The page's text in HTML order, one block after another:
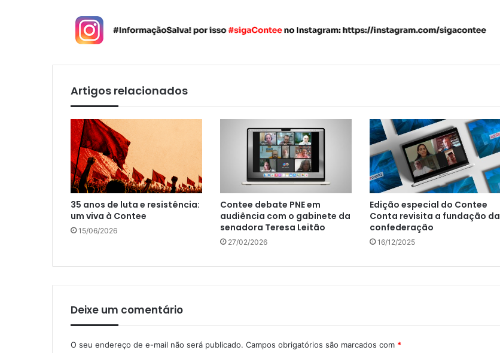
Artigos relacionados
35 anos de luta e resistência:
um viva à Contee
15/06/2026
Contee debate PNE em
audiência com o gabinete da
senadora Teresa Leitão
27/02/2026
Edição especial do Contee
Conta revisita a fundação da
confederação
16/12/2025
Deixe um comentário
O seu endereço de e-mail não será publicado. Campos obrigatórios são marcados com *